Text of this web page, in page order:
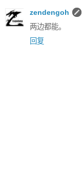
zendengoh
两边都能。
回复